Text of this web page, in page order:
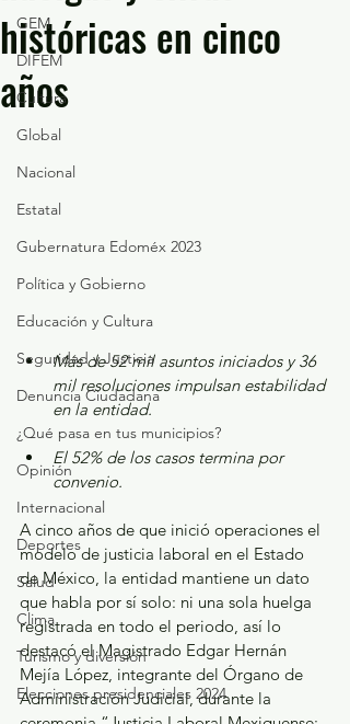
GEM
DIFEM
Cultura
Global
Nacional
Estatal
Gubernatura Edoméx 2023
Política y Gobierno
Educación y Cultura
Seguridad y Justicia
Denuncia Ciudadana
¿Qué pasa en tus municipios?
Opinión
Internacional
Deportes
Salud
Clima
Turismo y diversión
Elecciones presidenciales 2024
históricas en cinco
años
Más de 52 mil asuntos iniciados y 36
mil resoluciones impulsan estabilidad
en la entidad.
El 52% de los casos termina por
convenio.
A cinco años de que inició operaciones el
modelo de justicia laboral en el Estado
de México, la entidad mantiene un dato
que habla por sí solo: ni una sola huelga
registrada en todo el periodo, así lo
destacó el Magistrado Edgar Hernán
Mejía López, integrante del Órgano de
Administración Judicial, durante la